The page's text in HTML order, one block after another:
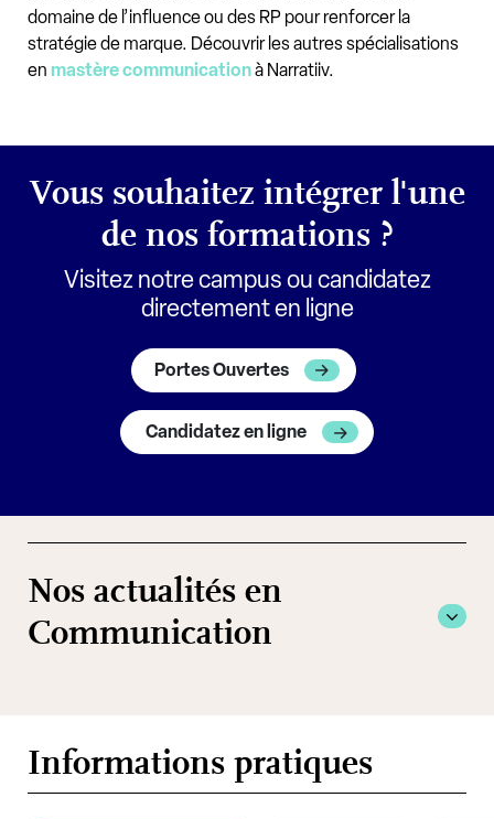
domaine de l’influence ou des RP pour renforcer la
stratégie de marque. Découvrir les autres spécialisations
en mastère communicationà Narratiiv.
Vous souhaitez intégrer l'une
de nos formations ?
Visitez notre campus ou candidatez
directement en ligne
Portes Ouvertes
Candidatez en ligne
Nos actualités en
Communication
Informations pratiques